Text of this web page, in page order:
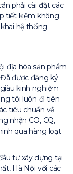
phải cài đặt các
tiết kiệm không
hệ thống
địa hóa sản phẩm
được đăng ký
kinh nghiệm
tôi luôn đi tiên
tiêu chuẩn về
nhận CO, CQ,
qua hàng loạt
tư xây dựng tại
Hà Nội với các